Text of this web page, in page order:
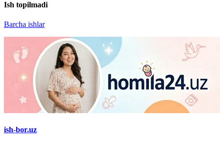
Ish topilmadi
Barcha ishlar
ish-bor.uz